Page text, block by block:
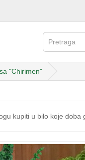
"Chirimen"
kupiti u bilo koje doba